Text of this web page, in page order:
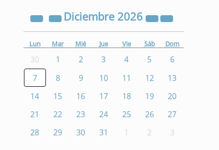
Diciembre 2026
Lun Mar Mié Jue Vie Sáb Dom
30 1 2 3 4 5
6
7
8 9 10 11 12
13
14
15 16 17 18 19
20
21
22 23 24 25 26
27
28
29 30 31 1 2 3